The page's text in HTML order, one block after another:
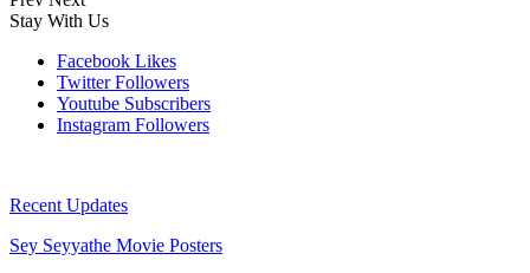
Stay With Us
Facebook Likes
Twitter Followers
Youtube Subscribers
Instagram Followers
Recent Updates
Sey Seyyathe Movie Posters